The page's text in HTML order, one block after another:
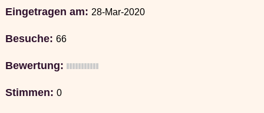
Eingetragen am: 28-Mar-2020
Besuche: 66
Bewertung:
Stimmen: 0